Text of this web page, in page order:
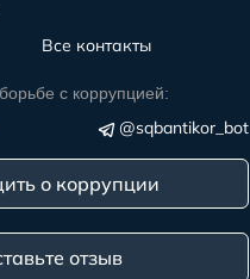
Все контакты
с коррупцией:
@sqbantikor_bot
о коррупции
отзыв